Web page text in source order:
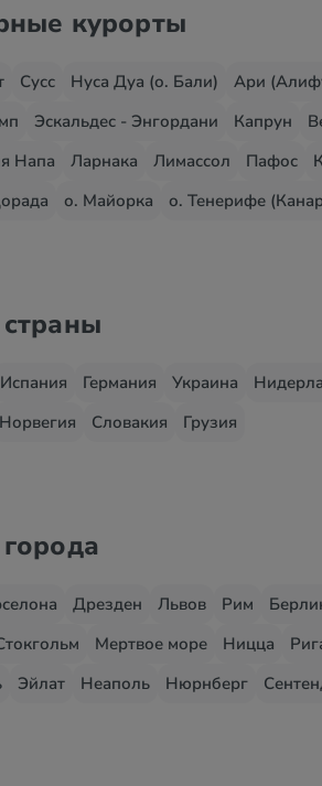
курорты
Сусс Нуса Дуа (о. Бали) Ари
Эскальдес - Энгордани Капрун
Напа Ларнака Лимассол Пафос
о. Майорка о. Тенерифе
Испания Германия Украина
Норвегия Словакия Грузия
Дрезден Львов Рим
Мертвое море Ницца
Эйлат Неаполь Нюрнберг